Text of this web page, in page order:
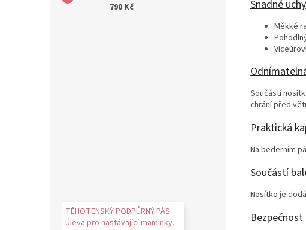
790 Kč
TĚHOTENSKÝ PODPŮRNÝ PÁS
Úleva pro nastávající maminky.
Snadné
Měkké
Součástí
chrání před
Praktická
Na bederním
Součástí
Nosítko je
Bezpečnost